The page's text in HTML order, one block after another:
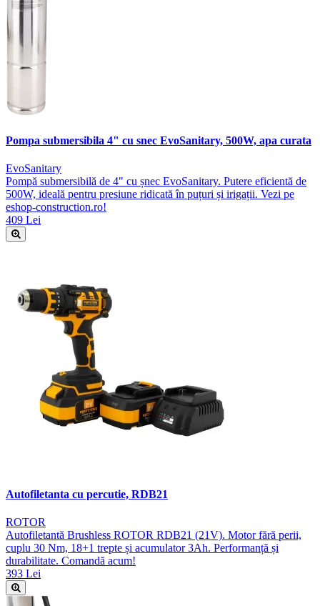
Pompa submersibila 4" cu snec EvoSanitary, 500W, apa curata
EvoSanitary
Pompă submersibilă de 4" cu șnec EvoSanitary. Putere eficientă de
500W, ideală pentru presiune ridicată în puțuri și irigații. Vezi pe
eshop-construction.ro!
409 Lei
Autofiletanta cu percutie, RDB21
ROTOR
Autofiletantă Brushless ROTOR RDB21 (21V). Motor fără perii,
cuplu 30 Nm, 18+1 trepte și acumulator 3Ah. Performanță și
durabilitate. Comandă acum!
393 Lei